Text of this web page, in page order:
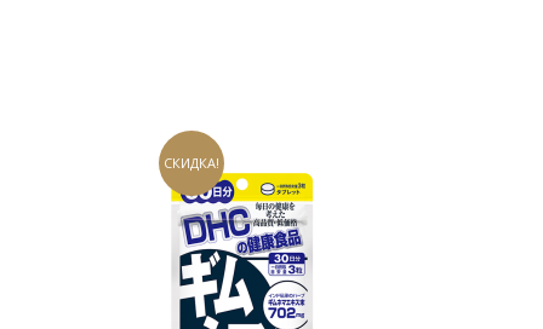
СКИДКА!